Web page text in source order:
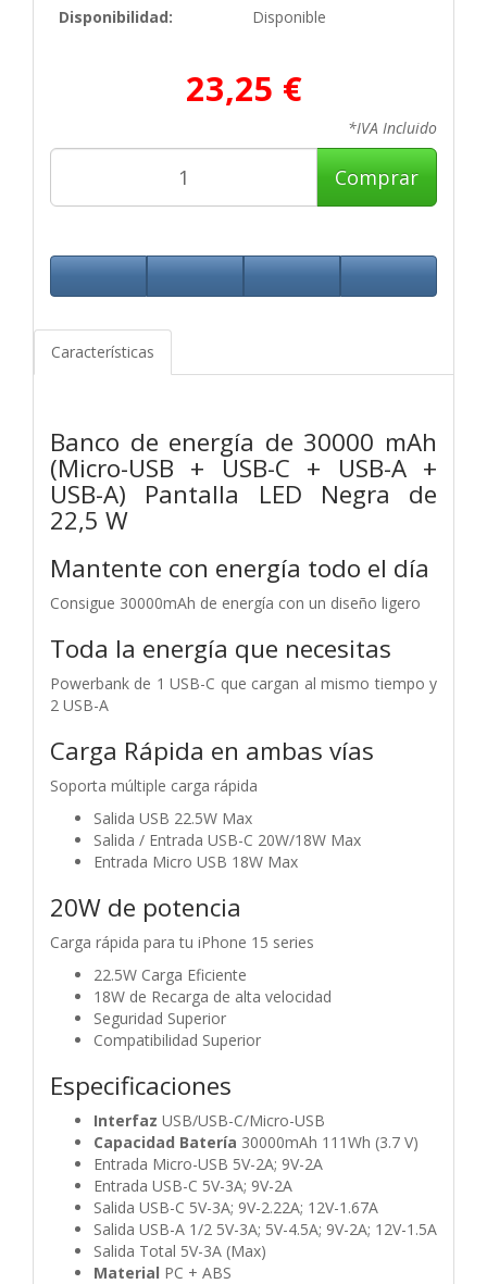
Disponibilidad:
Disponible
23,25 €
*IVA Incluido
Comprar
Características
Banco de energía de 30000 mAh
(Micro-USB + USB-C + USB-A +
USB-A) Pantalla LED Negra de
22,5 W
Mantente con energía todo el día
Consigue 30000mAh de energía con un diseño ligero
Toda la energía que necesitas
Powerbank de 1 USB-C que cargan al mismo tiempo y
2 USB-A
Carga Rápida en ambas vías
Soporta múltiple carga rápida
Salida USB 22.5W Max
Salida / Entrada USB-C 20W/18W Max
Entrada Micro USB 18W Max
20W de potencia
Carga rápida para tu iPhone 15 series
22.5W Carga Eficiente
18W de Recarga de alta velocidad
Seguridad Superior
Compatibilidad Superior
Especificaciones
Interfaz USB/USB-C/Micro-USB
Capacidad Batería 30000mAh 111Wh (3.7 V)
Entrada Micro-USB 5V-2A; 9V-2A
Entrada USB-C 5V-3A; 9V-2A
Salida USB-C 5V-3A; 9V-2.22A; 12V-1.67A
Salida USB-A 1/2 5V-3A; 5V-4.5A; 9V-2A; 12V-1.5A
Salida Total 5V-3A (Max)
Material PC + ABS